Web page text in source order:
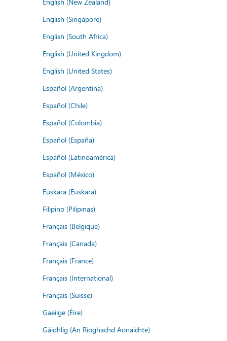
English (Singapore)
English (South Africa)
English (United Kingdom)
English (United States)
Español (Argentina)
Español (Chile)
Español (Colombia)
Español (España)
Español (Latinoamérica)
Español (México)
Euskara (Euskara)
Filipino (Pilipinas)
Français (Belgique)
Français (Canada)
Français (France)
Français (International)
Français (Suisse)
Gaeilge (Éire)
Gàidhlig (An Rìoghachd Aonaichte)